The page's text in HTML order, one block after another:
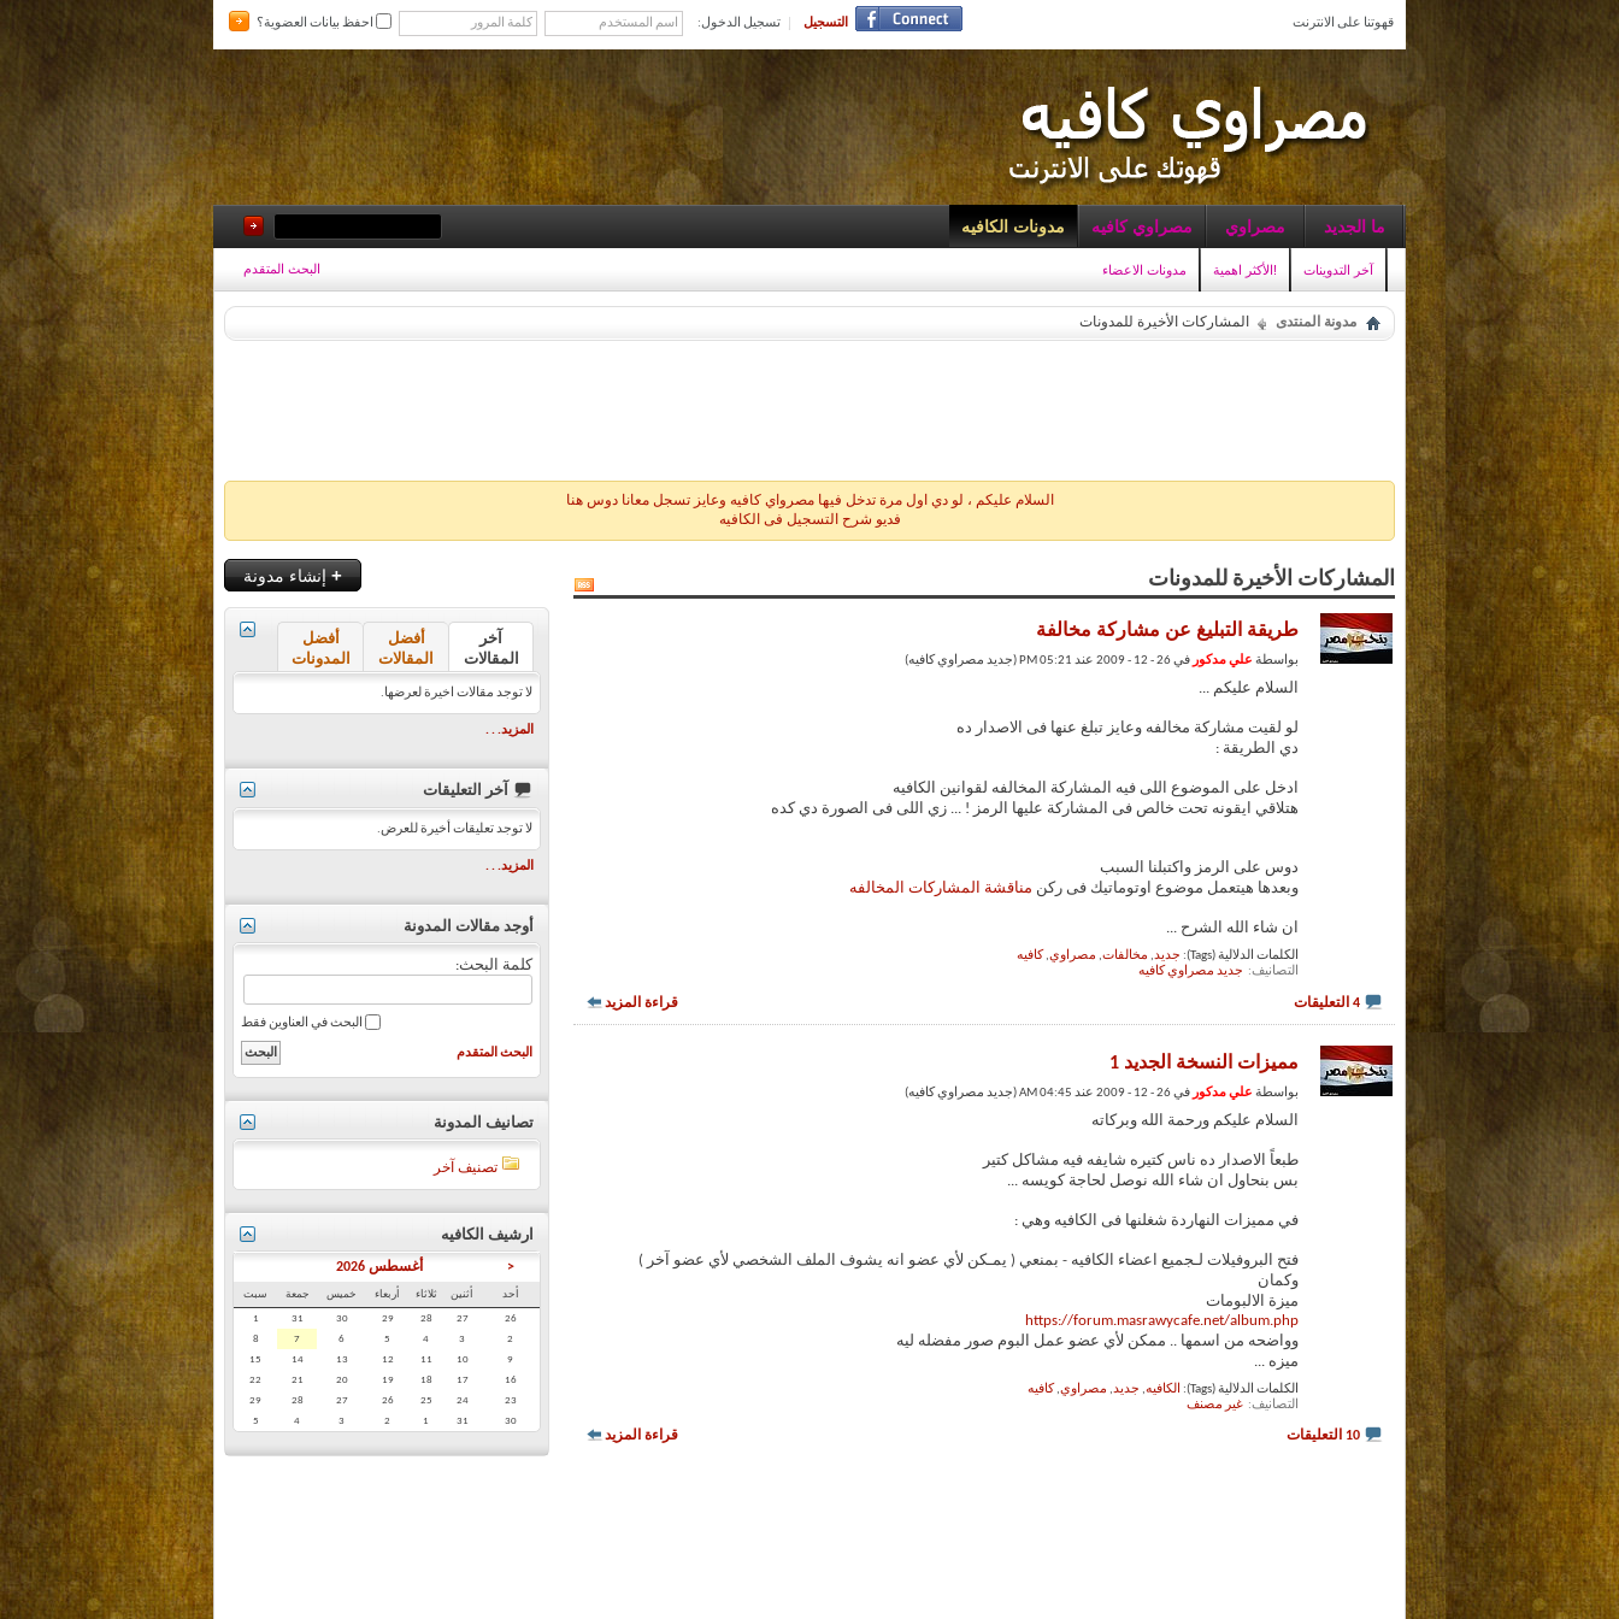
قهوتنا على الانترنت التسجيل تسجيل الدخول: احفظ بيانات العضوية؟
ما الجديد مصراوي مصراوي كافيه مدونات الكافيه
آخر التدوينات الأكثر اهمية! مدونات الاعضاء البحث المتقدم
مدونة المنتدى المشاركات الأخيرة للمدونات
السلام عليكم ، لو دي اول مرة تدخل فيها مصرواي كافيه وعايز تسجل معانا دوس هنا
فديو شرح التسجيل فى الكافيه
المشاركات الأخيرة للمدونات
طريقة التبليغ عن مشاركة مخالفة
بواسطة علي مدكور في 26 - 12 - 2009 عند 05:21 PM (جديد مصراوي كافيه)
السلام عليكم ...
لو لقيت مشاركة مخالفه وعايز تبلغ عنها فى الاصدار ده
دي الطريقة :
ادخل على الموضوع اللى فيه المشاركة المخالفه لقوانين الكافيه
هتلاقي ايقونه تحت خالص فى المشاركة عليها الرمز ! ... زي اللى فى الصورة دي كده
دوس على الرمز واكتبلنا السبب
وبعدها هيتعمل موضوع اوتوماتيك فى ركن مناقشة المشاركات المخالفه
ان شاء الله الشرح ...
الكلمات الدلالية (Tags): جديد, مخالفات, مصراوي, كافيه
التصانيف
جديد مصراوي كافيه
4 التعليقات قراءة المزيد
مميزات النسخة الجديد 1
بواسطة علي مدكور في 26 - 12 - 2009 عند 04:45 AM (جديد مصراوي كافيه)
السلام عليكم ورحمة الله وبركاته
طبعاً الاصدار ده ناس كتيره شايفه فيه مشاكل كتير
بس بنحاول ان شاء الله نوصل لحاجة كويسه ...
في مميزات النهاردة شغلنها فى الكافيه وهي :
فتح البروفيلات لـجميع اعضاء الكافيه - بمنعي ( يمـكن لأي عضو انه يشوف الملف الشخصي لأي عضو آخر )
وكمان
ميزة الالبومات
https://forum.masrawycafe.net/album.php
وواضحه من اسمها .. ممكن لأي عضو عمل البوم صور مفضله ليه
ميزه
الكلمات الدلالية (Tags): الكافيه, جديد, مصراوي, كافيه
التصانيف
غير مصنف
10 التعليقات قراءة المزيد
+إنشاء مدونة
آخر
المقالات
أفضل
المقالات
أفضل
المدونات
لا توجد مقالات اخيرة لعرضها.
المزيد. . .
آخر التعليقات
لا توجد تعليقات أخيرة للعرض.
المزيد. . .
أوجد مقالات المدونة
كلمة البحث:
البحث في العناوين فقط
البحث المتقدم
تصانيف المدونة
تصنيف آخر
ارشيف الكافيه
< أغسطس 2026
أحد أثنين ثلاثاء أربعاء خميس جمعة سبت
26
27
28
29
30
31
1
2
3
4
5
6
7
8
9
10
11
12
13
14
15
16
17
18
19
20
21
22
23
24
25
26
27
28
29
30
31
1
2
3
4
5